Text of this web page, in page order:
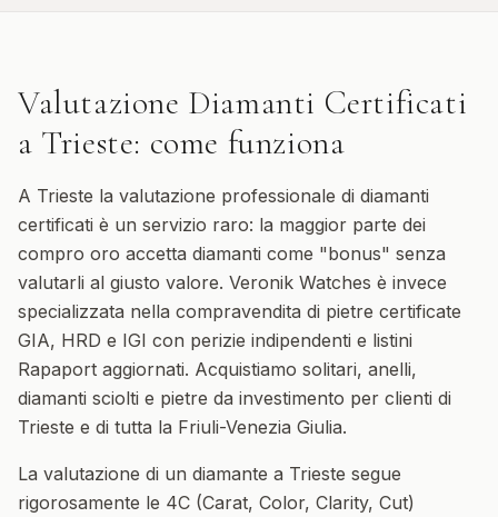
Valutazione Diamanti Certificati
a Trieste: come funziona
A Trieste la valutazione professionale di diamanti
certificati è un servizio raro: la maggior parte dei
compro oro accetta diamanti come "bonus" senza
valutarli al giusto valore. Veronik Watches è invece
specializzata nella compravendita di pietre certificate
GIA, HRD e IGI con perizie indipendenti e listini
Rapaport aggiornati. Acquistiamo solitari, anelli,
diamanti sciolti e pietre da investimento per clienti di
Trieste e di tutta la Friuli-Venezia Giulia.
La valutazione di un diamante a Trieste segue
rigorosamente le 4C (Carat, Color, Clarity, Cut)